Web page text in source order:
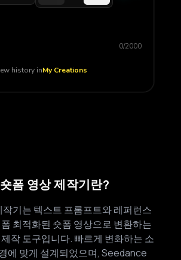
0/2000
history inMy Creations
폼 영상 제작기란?
작기는 텍스트 프롬프트와 레퍼런스
최적화된 숏폼 영상으로 변환하는
작 도구입니다. 빠르게 변화하는 소
에 맞게 설계되었으며, Seedance